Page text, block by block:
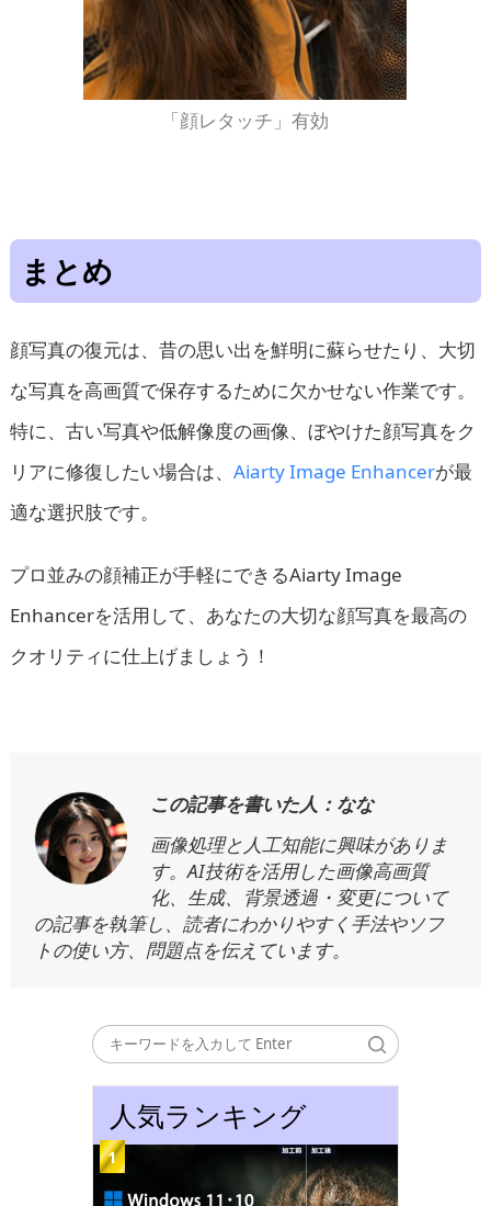
「顔レタッチ」有効
まとめ
顔写真の復元は、昔の思い出を鮮明に蘇らせたり、大切
な写真を高画質で保存するために欠かせない作業です。
特に、古い写真や低解像度の画像、ぼやけた顔写真をク
リアに修復したい場合は、 Aiarty Image Enhancerが最
適な選択肢です。
プロ並みの顔補正が手軽にできるAiarty Image
Enhancerを活用して、あなたの大切な顔写真を最高の
クオリティに仕上げましょう！
この記事を書いた人：なな
画像処理と人工知能に興味がありま
す。AI技術を活用した画像高画質
化、生成、背景透過・変更について
の記事を執筆し、読者にわかりやすく手法やソフ
トの使い方、問題点を伝えています。
人気ランキング